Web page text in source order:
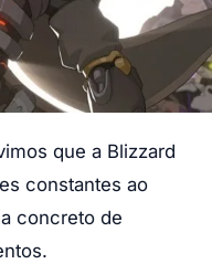
que a Blizzard
constantes ao
concreto de